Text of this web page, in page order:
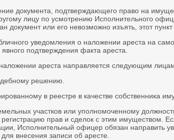
документа, подтверждающего право на
лицу по усмотрению Исполнительного
документ или его невозможно изъять, этот
уведомления о наложении ареста на
подтверждения факта ареста.
ареста направляется следующим
решению.
в реестре в качестве собственника
участков или уполномоченному
регистрацию прав и сделок с этим имуществом.
Исполнительный офицер обязан направить
внесения записи об аресте.